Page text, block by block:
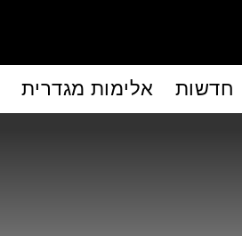
חדשות אלימות מגדרית